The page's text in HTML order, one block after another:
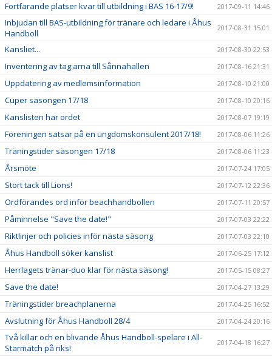
Fortfarande platser kvar till utbildning i BAS 16-17/9! 2017-09-11 14:46
Inbjudan till BAS-utbildning för tränare och ledare i Åhus
Handboll
2017-08-31 15:01
Kansliet... 2017-08-30 22:53
Inventering av tag:arna till Sånnahallen 2017-08-16 21:31
Uppdatering av medlemsinformation 2017-08-10 21:00
Cuper säsongen 17/18 2017-08-10 20:16
Kanslisten har ordet 2017-08-07 19:19
Föreningen satsar på en ungdomskonsulent 2017/18! 2017-08-06 11:26
Träningstider säsongen 17/18 2017-08-06 11:23
Årsmöte 2017-07-24 17:05
Stort tack till Lions! 2017-07-12 22:36
Ordförandes ord inför beachhandbollen 2017-07-11 20:57
Påminnelse "Save the date!" 2017-07-03 22:22
Riktlinjer och policies inför nästa säsong 2017-07-03 22:10
Åhus Handboll söker kanslist 2017-06-25 17:12
Herrlagets tränar-duo klar för nästa säsong! 2017-05-15 08:27
Save the date! 2017-04-27 13:29
Träningstider breachplanerna 2017-04-25 16:52
Avslutning för Åhus Handboll 28/4 2017-04-24 20:16
Två killar och en blivande Åhus Handboll-spelare i All-
Starmatch på riks!
2017-04-18 16:27